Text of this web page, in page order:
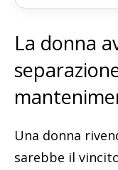
La donna
Una donna
sarebbe il